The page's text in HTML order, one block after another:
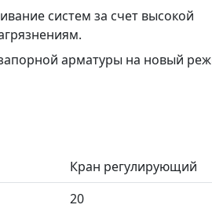
систем за счет высокой
арматуры на новый
Кран регулирующий
20